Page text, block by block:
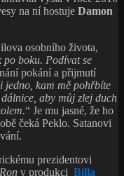
na ní hostuje Damon
osobního života,
boku. Podívat se
pokání a přijmutí
jedno, kam mě pohřbíte
aby můj zlej duch
“ Je mu jasné, že ho
čeká Peklo. Satanovi
prezidentovi
v produkci Billa